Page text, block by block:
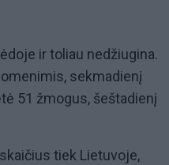
ir toliau nedžiugina.
sekmadienį
51 žmogus, šeštadienį
tiek Lietuvoje,